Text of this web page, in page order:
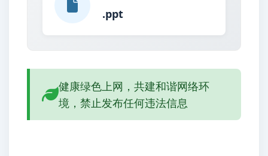
.ppt
健康绿色上网，共建和谐网络环
境，禁止发布任何违法信息